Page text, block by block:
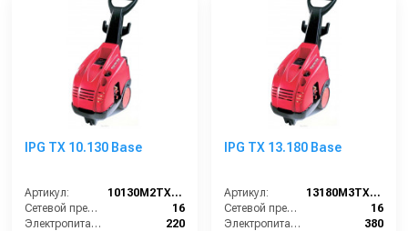
IPG TX 10.130 Base
Артикул:
10130M2TX (VER.351)
Сетевой предохранитель (А):
16
Электропитание (В):
220
IPG TX 13.180 Base
Артикул:
13180M3TX (VER.351)
Сетевой предохранитель (А):
16
Электропитание (В):
380